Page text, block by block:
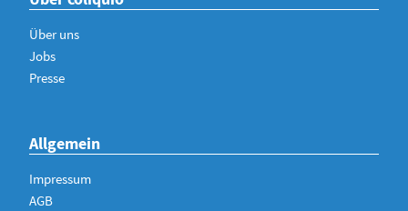
Über uns
Jobs
Presse
Allgemein
Impressum
AGB